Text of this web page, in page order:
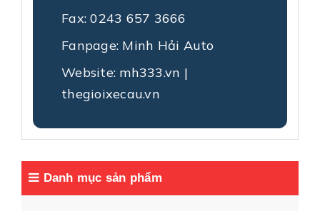
Fax: 0243 657 3666
Fanpage: Minh Hải Auto
Website: mh333.vn |
thegioixecau.vn
Danh mục sản phẩm